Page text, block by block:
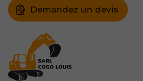
Demandez un devis